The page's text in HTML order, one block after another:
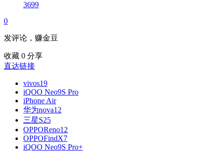
3699
0
发评论，赚金豆
收藏 0 分享
直达链接
vivos19
iQOO Neo9S Pro
iPhone Air
华为nova12
三星S25
OPPOReno12
OPPOFindX7
iQOO Neo9S Pro+